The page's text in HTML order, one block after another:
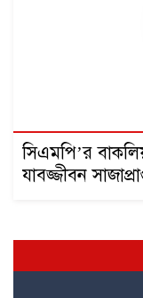
সিএমপি’র
যাবজ্জীবন